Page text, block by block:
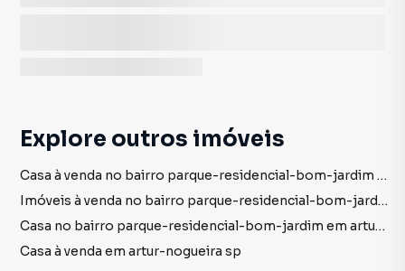
Explore outros imóveis
Casa à venda no bairro parque-residencial-bom-jardim em artur-nogueira sp com 2 dormitórios
Imóveis à venda no bairro parque-residencial-bom-jardim em artur-nogueira sp
Casa no bairro parque-residencial-bom-jardim em artur-nogueira sp
Casa à venda em artur-nogueira sp